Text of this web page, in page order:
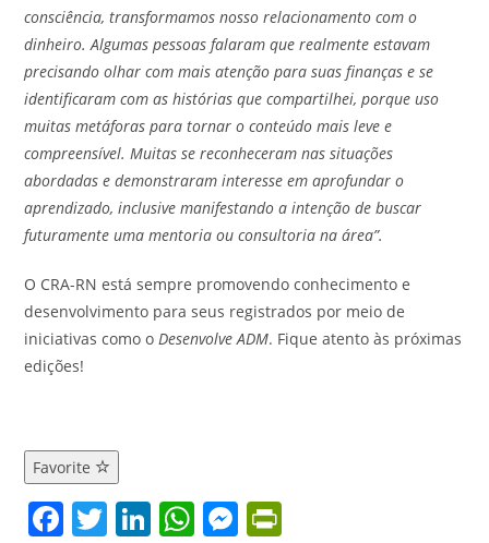
consciência, transformamos nosso relacionamento com o
dinheiro. Algumas pessoas falaram que realmente estavam
precisando olhar com mais atenção para suas finanças e se
identificaram com as histórias que compartilhei, porque uso
muitas metáforas para tornar o conteúdo mais leve e
compreensível. Muitas se reconheceram nas situações
abordadas e demonstraram interesse em aprofundar o
aprendizado, inclusive manifestando a intenção de buscar
futuramente uma mentoria ou consultoria na área”.
O CRA-RN está sempre promovendo conhecimento e
desenvolvimento para seus registrados por meio de
iniciativas como o Desenvolve ADM. Fique atento às próximas
edições!
Favorite
F T Li W M